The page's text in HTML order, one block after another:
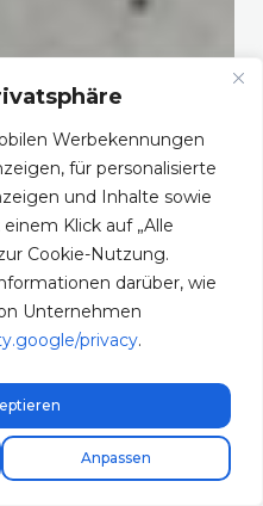
Werbekennungen
für personalisierte
und Inhalte sowie
Klick auf „Alle
Cookie-Nutzung.
darüber, wie
Unternehmen
privacy.
Anpassen